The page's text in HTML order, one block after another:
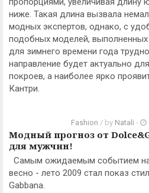
ниже. Такая длина вызвала
модных экспертов, однако, с
подобных моделей, выполненных
для зимнего времени года
направление будет актуально
покроев, а наиболее ярко
Кантри.
Fashion / by Natali -
Модный прогноз от
для мужчин!
Самым ожидаемым событием на
весно - лето 2009 стал показ
Gabbana.